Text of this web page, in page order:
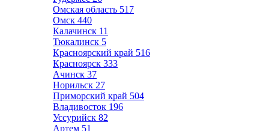
Омская область 517
Омск 440
Калачинск 11
Тюкалинск 5
Красноярский край 516
Красноярск 333
Ачинск 37
Норильск 27
Приморский край 504
Владивосток 196
Уссурийск 82
Артем 51